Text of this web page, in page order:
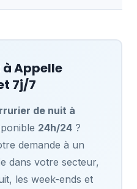
àAppelle
7j/7
de nuit à
24h/24?
demande à un
dans votre secteur,
les week-ends et